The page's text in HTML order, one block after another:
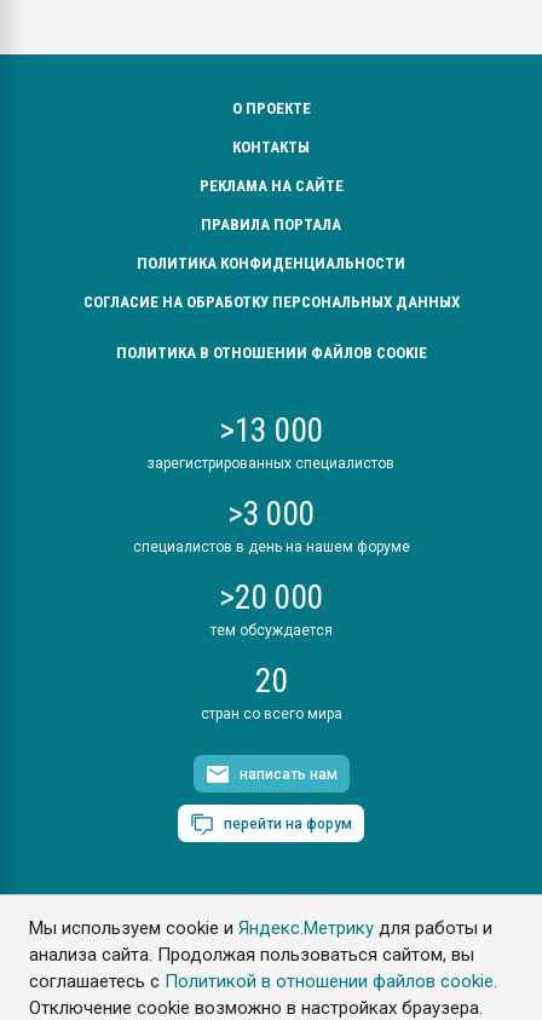
Мы используем cookie иЯндекс.Метрику для работы и
анализа сайта. Продолжая пользоваться сайтом, вы
соглашаетесь с Политикой в отношении файлов cookie.
Отключение cookie возможно в настройках браузера.
О ПРОЕКТЕ
КОНТАКТЫ
РЕКЛАМА НА САЙТЕ
ПРАВИЛА ПОРТАЛА
ПОЛИТИКА КОНФИДЕНЦИАЛЬНОСТИ
СОГЛАСИЕ НА ОБРАБОТКУ ПЕРСОНАЛЬНЫХ ДАННЫХ
ПОЛИТИКА В ОТНОШЕНИИ ФАЙЛОВ COOKIE
>13 000
зарегистрированных специалистов
>3 000
специалистов в день на нашем форуме
>20 000
тем обсуждается
20
стран со всего мира
написать нам
перейти на форум
ПластЭксперт © 2006. Все права защищены
Разрешается копирование материалов сайта с обязательной
ссылкой на www.e-plastic.ru
Разработка сайта